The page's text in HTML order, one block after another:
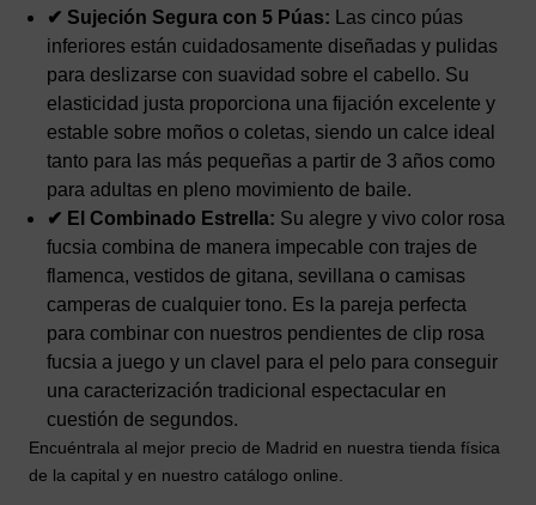
✔ Sujeción Segura con 5 Púas: Las cinco púas
inferiores están cuidadosamente diseñadas y pulidas
para deslizarse con suavidad sobre el cabello. Su
elasticidad justa proporciona una fijación excelente y
estable sobre moños o coletas, siendo un calce ideal
tanto para las más pequeñas a partir de 3 años como
para adultas en pleno movimiento de baile.
✔ El Combinado Estrella: Su alegre y vivo color rosa
fucsia combina de manera impecable con trajes de
flamenca, vestidos de gitana, sevillana o camisas
camperas de cualquier tono. Es la pareja perfecta
para combinar con nuestros pendientes de clip rosa
fucsia a juego y un clavel para el pelo para conseguir
una caracterización tradicional espectacular en
cuestión de segundos.
Encuéntrala al mejor precio de Madrid en nuestra tienda física
de la capital y en nuestro catálogo online.